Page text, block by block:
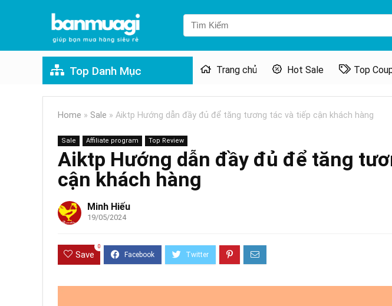
Top Danh Mục Trang chủ Hot Sale Top
Home » Sale » Aiktp Hướng dẫn đầy đủ để tăng tương tác và tiếp cận khách hàng
Sale Affiliate program Top Review
Aiktp Hướng dẫn đầy đủ để tăng
cận khách hàng
Minh Hiếu
19/05/2024
Save
0